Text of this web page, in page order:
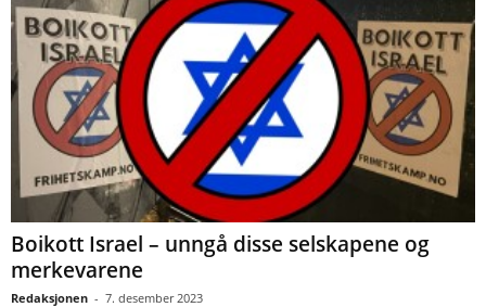
Boikott Israel – unngå disse selskapene og
merkevarene
Redaksjonen - 7. desember 2023